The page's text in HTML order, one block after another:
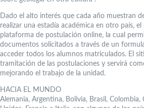
Dado el alto interés que cada año muestran
realizar una estadía académica en otro país,
plataforma de postulación online, la cual
documentos solicitados a través de un
acceder todos los alumnos matriculados. El
tramitación de las postulaciones y servirá
mejorando el trabajo de la unidad.
HACIA EL MUNDO
Alemania, Argentina, Bolivia, Brasil, Colombia,